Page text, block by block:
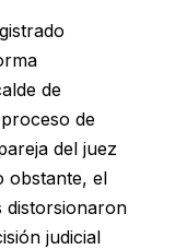
de
de
del juez
obstante, el
distorsionaron
judicial